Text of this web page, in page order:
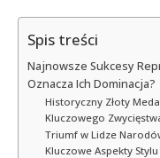
Spis treści
Najnowsze Sukcesy
Oznacza Ich Dominacja?
Historyczny Złoty
Kluczowego
Triumf w Lidze
Kluczowe Aspekty